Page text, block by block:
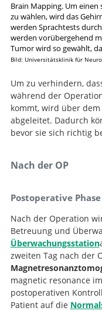
Brain Mapping. Um
zu wählen, wird das
werden Sprachtests
werden vorübergehend
Tumor wird so gewählt,
Bild: Universitätsklinik für
Um zu verhindern,
während der
kommt, wird über dem
abgeleitet. Dadurch
bevor sie sich richtig
Nach der OP
Postoperative Phase
Nach der Operation
Betreuung und
Überwachungsstation
zweiten Tag nach der
magnetic resonance
postoperativen
Patient auf die